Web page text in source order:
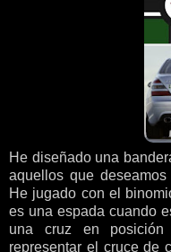
He diseñado una
aquellos que
He jugado con el
es una espada cuando
una cruz en
representar el cruce de